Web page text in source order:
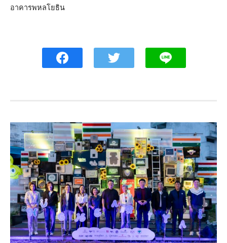
อาคารพหลโยธิน